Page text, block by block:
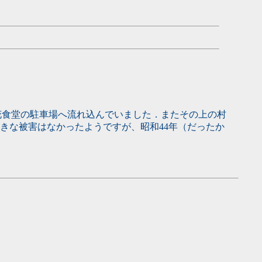
堂の駐車場へ流れ込んでいました．またその上の村
な被害はなかったようですが、昭和44年（だったか